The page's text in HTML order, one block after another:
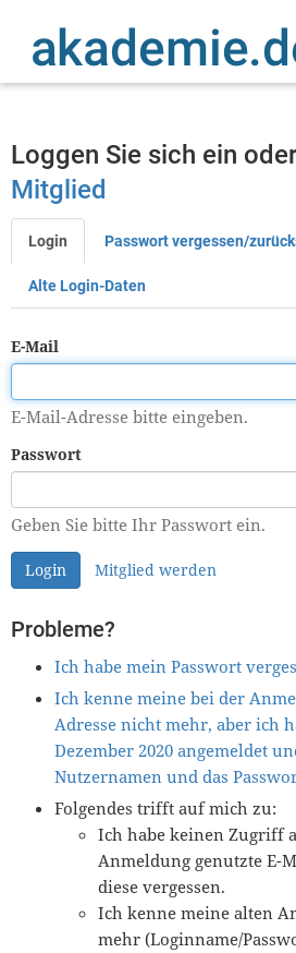
Inhalt
Loggen Sie sich ein oder
Mitglied
Primäre
Reiter
Login Passwort vergessen/
Alte Login-Daten
E-Mail
E-Mail-Adresse bitte eingeben.
Passwort
Geben Sie bitte Ihr Passwort ein.
Login Mitglied werden
Probleme?
Ich habe mein Passwort
Ich kenne meine bei der
Adresse nicht mehr, aber ich
Dezember 2020 angemeldet
Nutzernamen und das
Folgendes trifft auf mich zu:
Ich habe keinen Zugriff
Anmeldung genutzte E-
diese vergessen.
Ich kenne meine alten
mehr (Loginname/